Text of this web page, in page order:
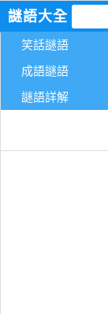
謎語大全
笑話謎語
成語謎語
謎語詳解